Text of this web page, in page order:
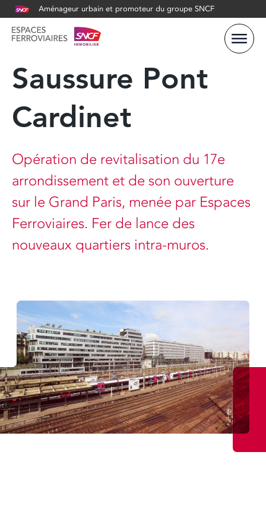
Aménageur urbain et promoteur du groupe SNCF
Saussure Pont
Cardinet
Opération de revitalisation du 17e
arrondissement et de son ouverture
sur le Grand Paris, menée par Espaces
Ferroviaires. Fer de lance des
nouveaux quartiers intra-muros.
Le projet Saussure Pont Cardinet
La concertation du projet
Le calendrier du projet